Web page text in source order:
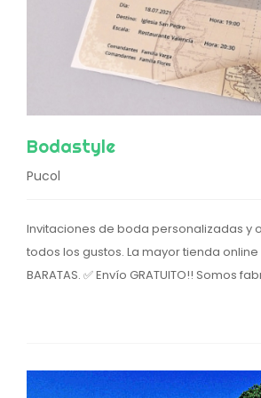
Bodastyle
Pucol
Invitaciones de boda personalizadas y
todos los gustos. La mayor tienda
BARATAS. ✅ Envío GRATUITO!! Somos